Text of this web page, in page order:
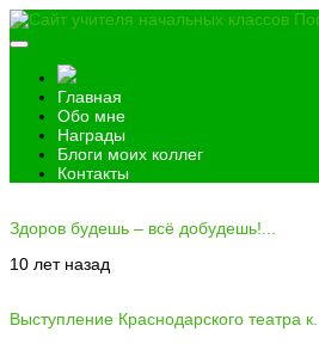
Главная
Обо мне
Награды
Блоги моих коллег
Контакты
Здоров будешь – всё добудешь!...
10 лет назад
Выступление Краснодарского театра к...